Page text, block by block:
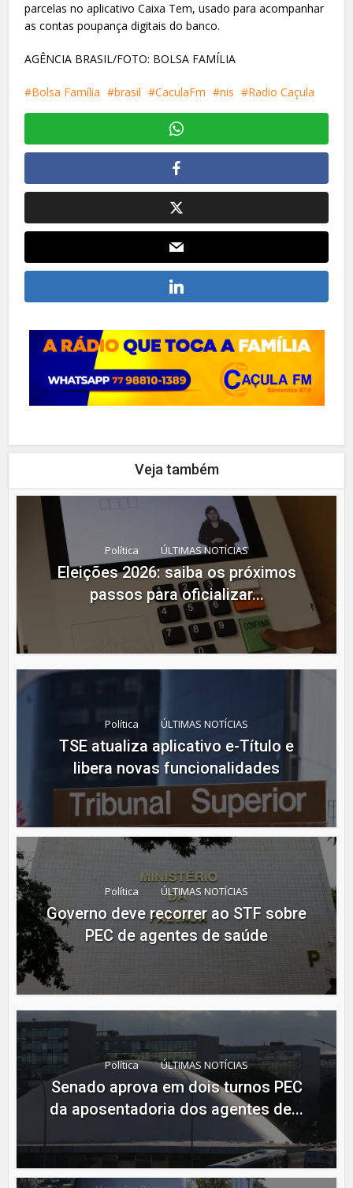
parcelas no aplicativo Caixa Tem, usado para acompanhar
as contas poupança digitais do banco.
AGÊNCIA BRASIL/FOTO: BOLSA FAMÍLIA
Bolsa Família brasil CaculaFm nis Radio Caçula
Veja também
Política ÚLTIMAS NOTÍCIAS
Eleições 2026: saiba os próximos
passos para oficializar...
Política ÚLTIMAS NOTÍCIAS
TSE atualiza aplicativo e-Título e
libera novas funcionalidades
Política ÚLTIMAS NOTÍCIAS
Governo deve recorrer ao STF sobre
PEC de agentes de saúde
Política ÚLTIMAS NOTÍCIAS
Senado aprova em dois turnos PEC
da aposentadoria dos agentes de...